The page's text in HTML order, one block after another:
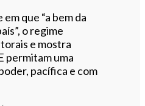
que “a bem da
o regime
e mostra
permitam uma
pacífica e com